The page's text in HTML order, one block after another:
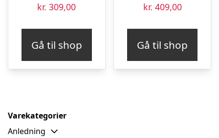
kr. 309,00
Gå til shop
kr. 409,00
Gå til shop
Varekategorier
Anledning